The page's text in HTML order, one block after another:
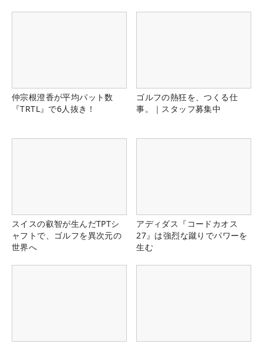
仲宗根澄香が平均パット数
『TRTL』で6人抜き！
ゴルフの熱狂を、つくる仕
事。｜スタッフ募集中
スイスの叡智が生んだTPTシ
ャフトで、ゴルフを異次元の
世界へ
アディダス『コードカオス
27』は強烈な蹴りでパワーを
生む